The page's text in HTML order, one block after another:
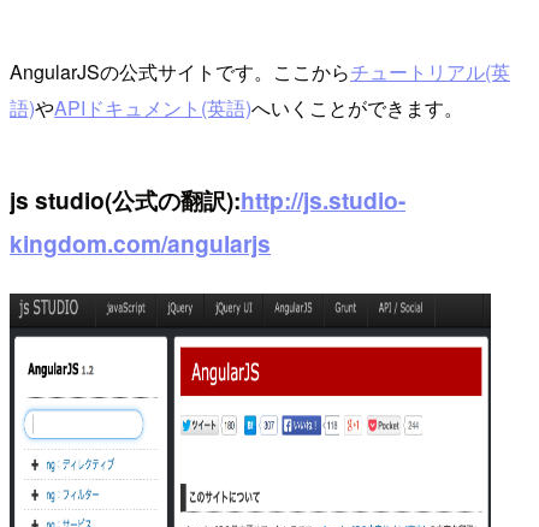
AngularJSの公式サイトです。ここからチュートリアル(英
語)やAPIドキュメント(英語)へいくことができます。
js studio(公式の翻訳):http://js.studio-
kingdom.com/angularjs